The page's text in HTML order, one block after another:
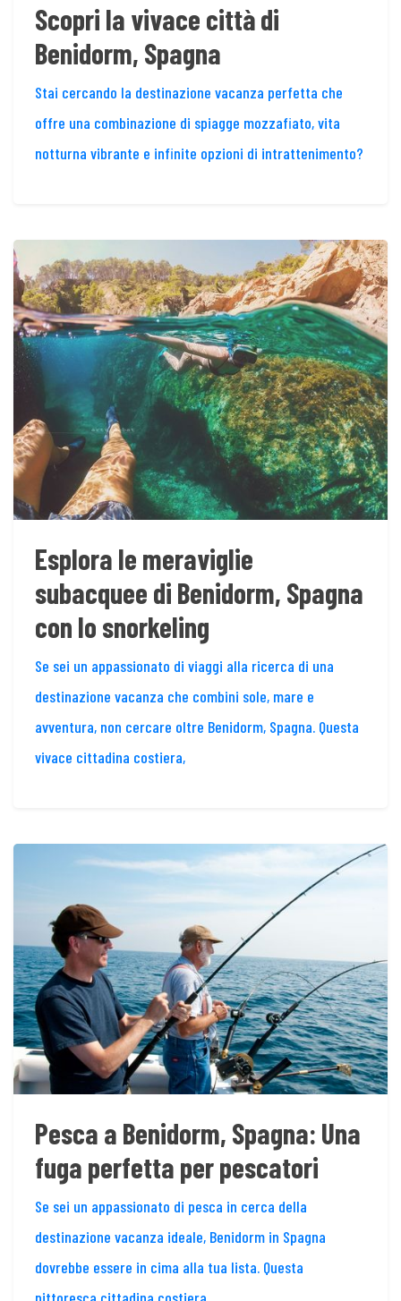
Scopri la vivace città di
Benidorm, Spagna
Stai cercando la destinazione vacanza perfetta che
offre una combinazione di spiagge mozzafiato, vita
notturna vibrante e infinite opzioni di intrattenimento?
Esplora le meraviglie
subacquee di Benidorm, Spagna
con lo snorkeling
Se sei un appassionato di viaggi alla ricerca di una
destinazione vacanza che combini sole, mare e
avventura, non cercare oltre Benidorm, Spagna. Questa
vivace cittadina costiera,
Pesca a Benidorm, Spagna: Una
fuga perfetta per pescatori
Se sei un appassionato di pesca in cerca della
destinazione vacanza ideale, Benidorm in Spagna
dovrebbe essere in cima alla tua lista. Questa